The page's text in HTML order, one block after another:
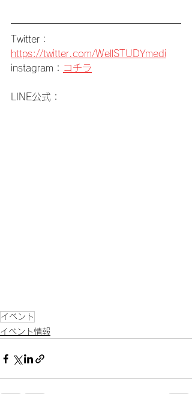
Twitter：
https://twitter.com/WellSTUDYmedi
instagram： コチラ
LINE公式：
イベント
イベント情報